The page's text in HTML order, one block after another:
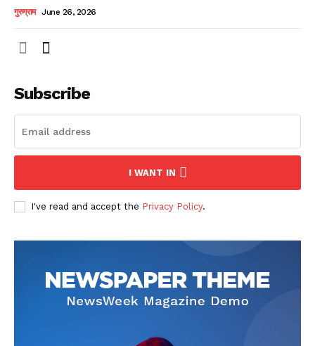
गुरुग्राम June 26, 2026
Subscribe
I WANT IN
I've read and accept the Privacy Policy.